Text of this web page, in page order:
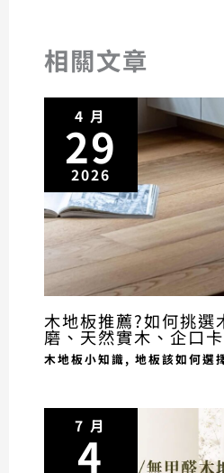
相關文章
4 月
29
2026
木地板推薦?如何挑選
磨、天然實木、企口
木地板小知識, 地板該如何選
7 月
4